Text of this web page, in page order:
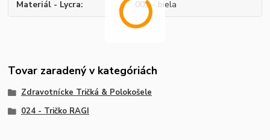
Materiál - Lycra 001 - biela
Tovar zaradený v kategóriách
Zdravotnícke Tričká & Polokošele
024 - Tričko RAGI